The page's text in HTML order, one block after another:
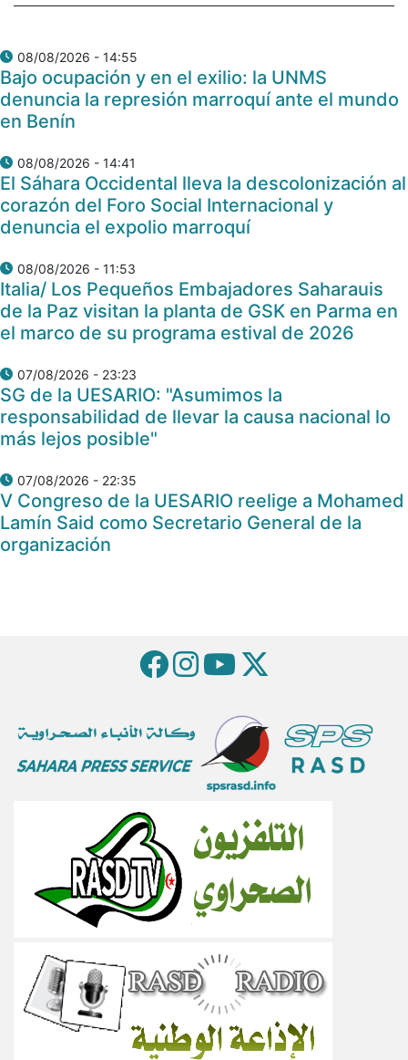
08/08/2026 - 14:55
Bajo ocupación y en el exilio: la UNMS
denuncia la represión marroquí ante el mundo
en Benín
08/08/2026 - 14:41
El Sáhara Occidental lleva la descolonización al
corazón del Foro Social Internacional y
denuncia el expolio marroquí
08/08/2026 - 11:53
Italia/ Los Pequeños Embajadores Saharauis
de la Paz visitan la planta de GSK en Parma en
el marco de su programa estival de 2026
07/08/2026 - 23:23
SG de la UESARIO: "Asumimos la
responsabilidad de llevar la causa nacional lo
más lejos posible"
07/08/2026 - 22:35
V Congreso de la UESARIO reelige a Mohamed
Lamín Said como Secretario General de la
organización